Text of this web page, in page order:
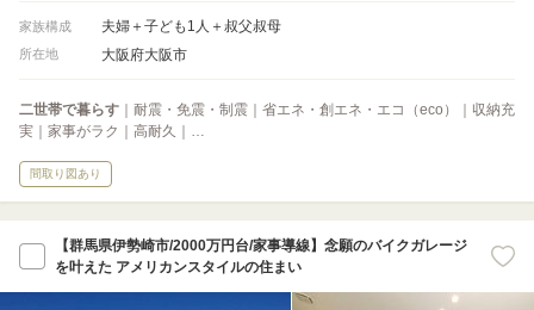
家族構成 夫婦＋子ども1人＋叔父叔母
所在地 大阪府大阪市
二世帯で暮らす ｜耐震・免震・制震｜省エネ・創エネ・エコ（eco）｜収納充
実｜家事がラク｜高耐久｜…
間取り図あり
【群馬県伊勢崎市/2000万円台/家事導線】念願のバイクガレージ
を叶えた アメリカンスタイルの住まい